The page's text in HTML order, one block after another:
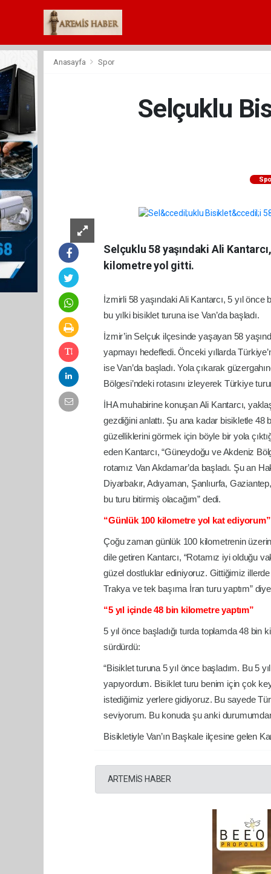
Anasayfa Spor
Selçuklu
Selçuklu 58 yaşındaki Ali
kilometre yol gitti.
İzmirli 58 yaşındaki Ali Kantarcı, 5 yıl önce
bu yılki bisiklet turuna ise Van’da başladı.
İzmir’in Selçuk ilçesinde yaşayan 58
yapmayı hedefledi. Önceki yıllarda
ise Van’da başladı. Yola çıkarak
Bölgesi’ndeki rotasını izleyerek Türkiye
İHA muhabirine konuşan Ali Kantarcı,
gezdiğini anlattı. Şu ana kadar bisikletle 48
güzelliklerini görmek için böyle bir yola
eden Kantarcı, “Güneydoğu ve Akdeniz
rotamız Van Akdamar’da başladı. Şu an
Diyarbakır, Adıyaman, Şanlıurfa,
bu turu bitirmiş olacağım” dedi.
“Günlük 100 kilometre yol kat ediyorum”
Çoğu zaman günlük 100 kilometrenin
dile getiren Kantarcı, “Rotamız iyi olduğu
güzel dostluklar ediniyoruz. Gittiğimiz
Trakya ve tek başıma İran turu yaptım”
“5 yıl içinde 48 bin kilometre yaptım”
5 yıl önce başladığı turda toplamda 48
sürdürdü:
“Bisiklet turuna 5 yıl önce başladım. Bu 5
yapıyordum. Bisiklet turu benim için çok
istediğimiz yerlere gidiyoruz. Bu sayede
seviyorum. Bu konuda şu anki
Bisikletiyle Van’ın Başkale ilçesine gelen
ARTEMİS HABER